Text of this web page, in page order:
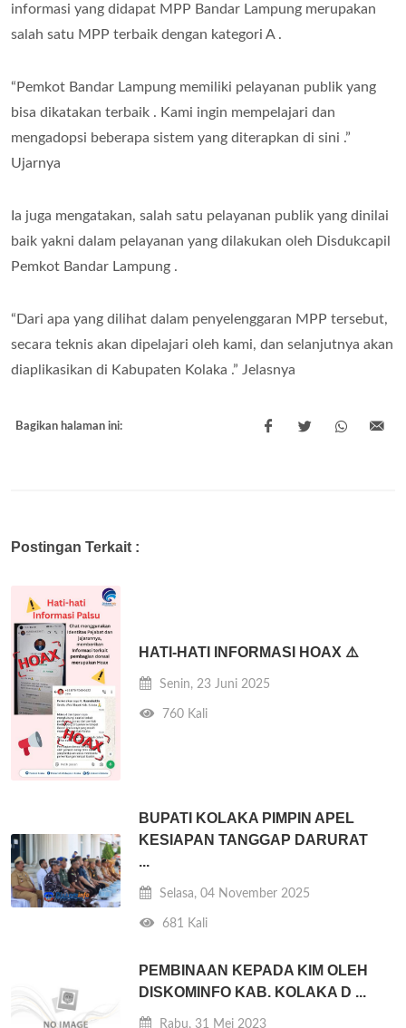
informasi yang didapat MPP Bandar Lampung merupakan
salah satu MPP terbaik dengan kategori A .
“Pemkot Bandar Lampung memiliki pelayanan publik yang
bisa dikatakan terbaik . Kami ingin mempelajari dan
mengadopsi beberapa sistem yang diterapkan di sini .”
Ujarnya
Ia juga mengatakan, salah satu pelayanan publik yang dinilai
baik yakni dalam pelayanan yang dilakukan oleh Disdukcapil
Pemkot Bandar Lampung .
“Dari apa yang dilihat dalam penyelenggaran MPP tersebut,
secara teknis akan dipelajari oleh kami, dan selanjutnya akan
diaplikasikan di Kabupaten Kolaka .” Jelasnya
Bagikan halaman ini:
Postingan Terkait :
HATI-HATI INFORMASI HOAX ⚠️
Senin, 23 Juni 2025
760 Kali
BUPATI KOLAKA PIMPIN APEL
KESIAPAN TANGGAP DARURAT
...
Selasa, 04 November 2025
681 Kali
PEMBINAAN KEPADA KIM OLEH
DISKOMINFO KAB. KOLAKA D ...
Rabu, 31 Mei 2023